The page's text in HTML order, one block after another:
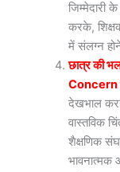
जिम्मेदारी
करके,
में संलग्न
छात्र की
देखभाल
वास्तविक
शैक्षणिक
भावनात्मक